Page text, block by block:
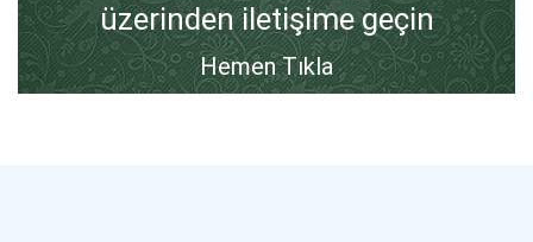
üzerinden iletişime geçin
Hemen Tıkla